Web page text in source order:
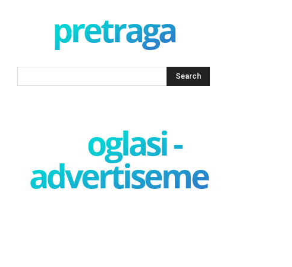
pretraga
oglasi -
advertisement